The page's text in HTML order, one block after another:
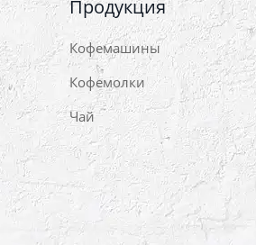
Продукция
Кофемашины
Кофемолки
Чай